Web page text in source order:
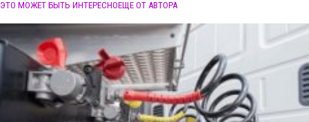
ЭТО МОЖЕТ БЫТЬ ИНТЕРЕСНОЕЩЕ ОТ АВТОРА